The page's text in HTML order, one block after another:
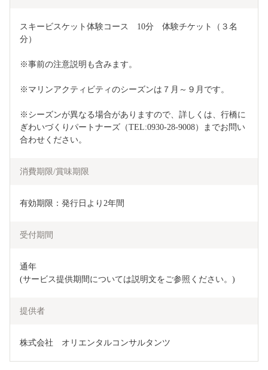
スキービスケット体験コース　10分　体験チケット（３名
分）
※事前の注意説明も含みます。
※マリンアクティビティのシーズンは７月～９月です。
※シーズンが異なる場合がありますので、詳しくは、行橋に
ぎわいづくりパートナーズ（TEL:0930-28-9008）までお問い
合わせください。
消費期限/賞味期限
有効期限：発行日より2年間
受付期間
通年
(サービス提供期間については説明文をご参照ください。)
提供者
株式会社　オリエンタルコンサルタンツ